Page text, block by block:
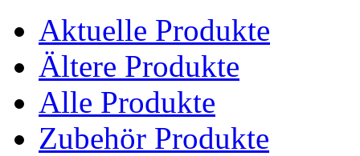
Aktuelle Produkte
Ältere Produkte
Alle Produkte
Zubehör Produkte